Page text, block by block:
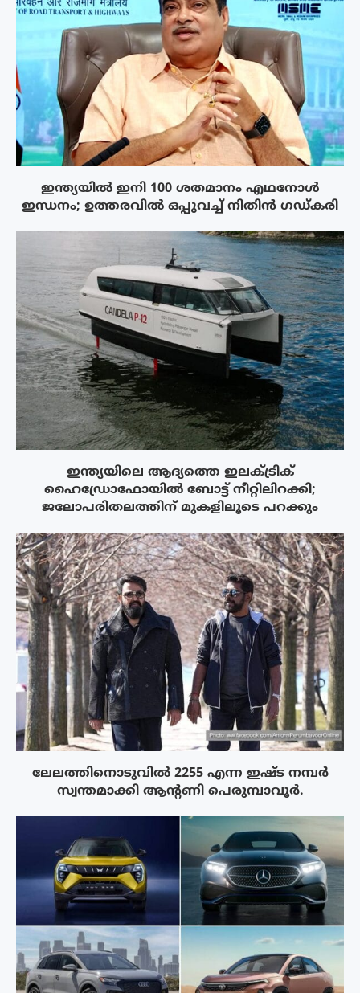
ഇന്ത്യയിൽ ഇനി 100 ശതമാനം എഥനോൾ
ഇന്ധനം; ഉത്തരവിൽ ഒപ്പുവച്ച് നിതിൻ ഗഡ്കരി
ഇന്ത്യയിലെ ആദ്യത്തെ ഇലക്ട്രിക്
ഹൈഡ്രോഫോയിൽ ബോട്ട് നീറ്റിലിറക്കി;
ജലോപരിതലത്തിന് മുകളിലൂടെ പറക്കും
ലേലത്തിനൊടുവില്‍ 2255 എന്ന ഇഷ്ട നമ്പര്‍
സ്വന്തമാക്കി ആന്റണി പെരുമ്പാവൂര്‍.